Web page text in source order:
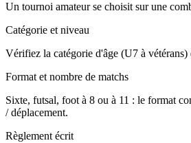
Un tournoi amateur se choisit sur une
Catégorie et niveau
Vérifiez la catégorie d'âge (U7 à
Format et nombre de matchs
Sixte, futsal, foot à 8 ou à 11 : le format
/ déplacement.
Règlement écrit